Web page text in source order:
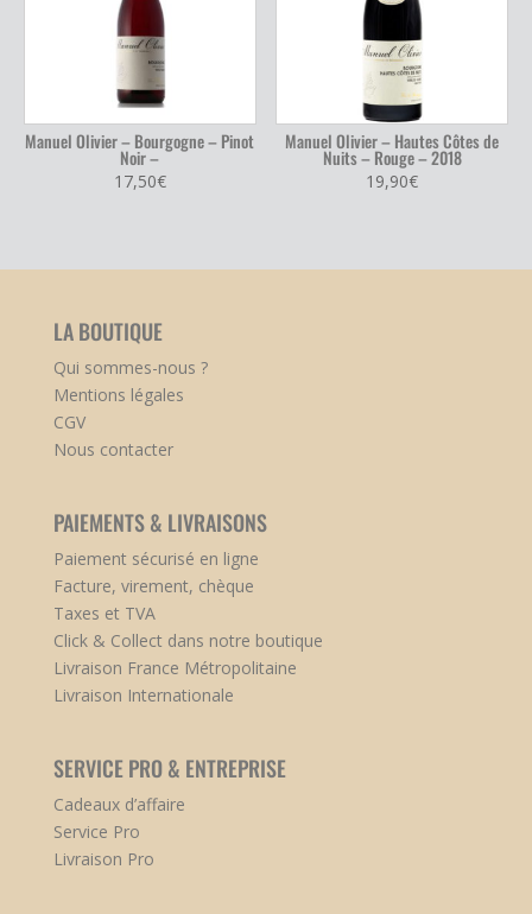
Manuel Olivier – Bourgogne – Pinot
Noir –
17,50€
Manuel Olivier – Hautes Côtes de
Nuits – Rouge – 2018
19,90€
LA BOUTIQUE
Qui sommes-nous ?
Mentions légales
CGV
Nous contacter
PAIEMENTS & LIVRAISONS
Paiement sécurisé en ligne
Facture, virement, chèque
Taxes et TVA
Click & Collect dans notre boutique
Livraison France Métropolitaine
Livraison Internationale
SERVICE PRO & ENTREPRISE
Cadeaux d’affaire
Service Pro
Livraison Pro